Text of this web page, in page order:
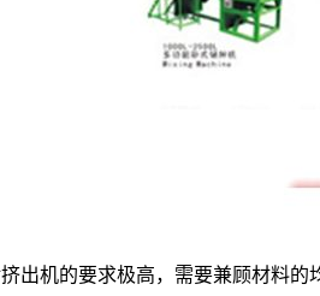
出机的要求极高，需要兼顾材料